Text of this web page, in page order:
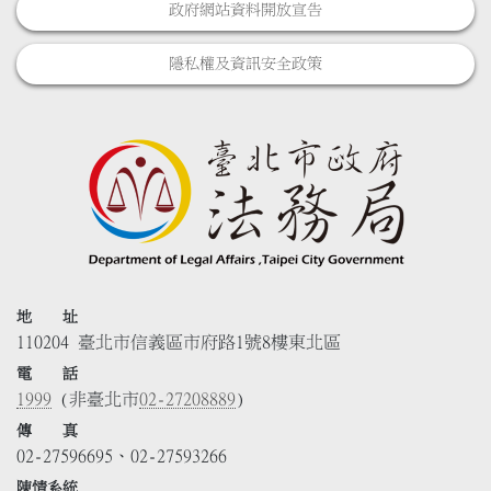
政府網站資料開放宣告
隱私權及資訊安全政策
地 址
110204 臺北市信義區市府路1號8樓東北區
電 話
1999 (非臺北市02-27208889)
傳 真
02-27596695、02-27593266
陳情系統